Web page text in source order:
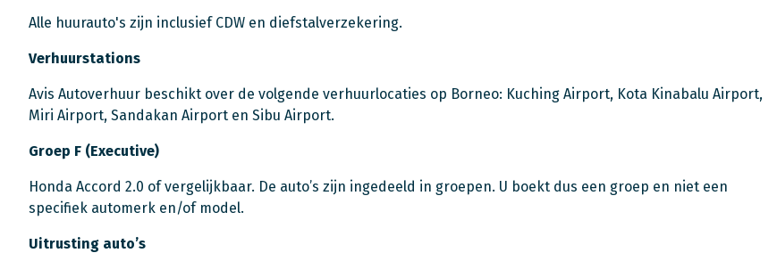
Alle huurauto's zijn inclusief CDW en diefstalverzekering.
Verhuurstations
Avis Autoverhuur beschikt over de volgende verhuurlocaties op Borneo: Kuching Airport, Kota Kinabalu Airport,
Miri Airport, Sandakan Airport en Sibu Airport.
Groep F (Executive)
Honda Accord 2.0 of vergelijkbaar. De auto’s zijn ingedeeld in groepen. U boekt dus een groep en niet een
specifiek automerk en/of model.
Uitrusting auto’s